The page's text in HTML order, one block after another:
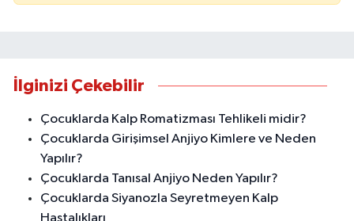
İlginizi Çekebilir
Çocuklarda Kalp Romatizması Tehlikeli midir?
Çocuklarda Girişimsel Anjiyo Kimlere ve Neden
Yapılır?
Çocuklarda Tanısal Anjiyo Neden Yapılır?
Çocuklarda Siyanozla Seyretmeyen Kalp